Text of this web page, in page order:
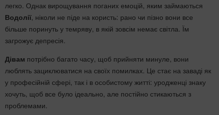
легко. Однак вирощування поганих емоцій, яким займаються
Водолії, ніколи не піде на користь: рано чи пізно вони все
більше поринуть у темряву, в якій зовсім немає світла. Їм
загрожує депресія.
Дівам потрібно багато часу, щоб прийняти минуле, вони
люблять зациклюватися на своїх помилках. Це стає на заваді як
у професійній сфері, так і в особистому житті: уродженці знаку
хочуть, щоб все було ідеально, але постійно стикаються з
проблемами.